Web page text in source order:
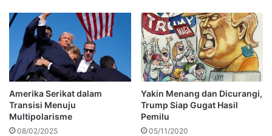
Amerika Serikat dalam
Transisi Menuju
Multipolarisme
08/02/2025
Yakin Menang dan Dicurangi,
Trump Siap Gugat Hasil
Pemilu
05/11/2020